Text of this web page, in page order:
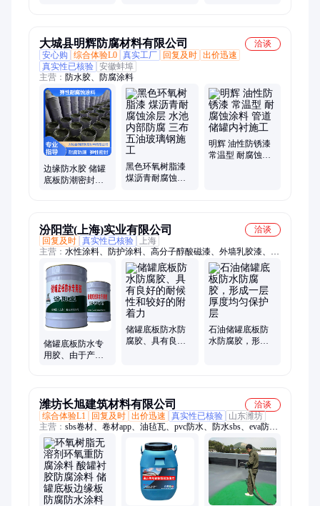
大城县明辉防腐材料有限公司
洽谈
安心购
综合体验L0 真实工厂 回复及时 出价迅速
真实性已核验 安徽蚌埠
主营： 防水胶、防腐涂料
边缘防水胶 储罐
底板防潮密封涂
黑色环氧树脂漆
煤沥青耐腐蚀涂
明辉 油性防锈漆
常温型 耐腐蚀涂
汾阳堂(上海)实业有限公司
洽谈
回复及时 真实性已核验
上海
主营： 水性涂料、防护涂料、高分子醇酸磁漆、外墙乳胶漆、高
分子防水材料、高弹性防水涂料、钢结构桥梁底漆、高固分聚氨
酯漆、高分子纳米涂层、高分子环氧树脂
储罐底板防水专
用胶、由于产品
储罐底板防水防
腐胶、具有良好
石油储罐底板防
水防腐胶，形成
潍坊长旭建筑材料有限公司
洽谈
综合体验L1
回复及时 出价迅速 真实性已核验
山东潍坊
主营： sbs卷材、卷材app、油毡瓦、pvc防水、防水sbs、eva防
水、tss防水、hdpe防水、isbs防水、pe膜防水、卷材eva、号沥
青、贴缝带、外墙面、pvc自黏、聚氨酯、10#沥青、彩钢顶、玻
纤瓦、抗裂贴、沥青瓦、沙皮瓦、卷材p类、卷材l类、卷材sbpe